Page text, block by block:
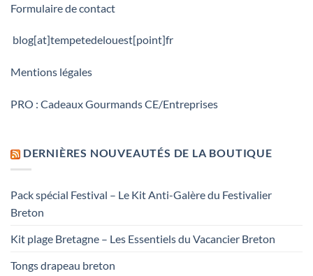
Formulaire de contact
blog[at]tempetedelouest[point]fr
Mentions légales
PRO : Cadeaux Gourmands CE/Entreprises
DERNIÈRES NOUVEAUTÉS DE LA BOUTIQUE
Pack spécial Festival – Le Kit Anti-Galère du Festivalier
Breton
Kit plage Bretagne – Les Essentiels du Vacancier Breton
Tongs drapeau breton